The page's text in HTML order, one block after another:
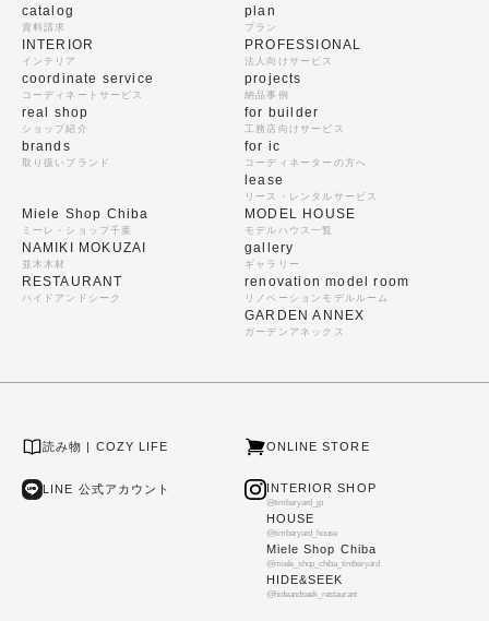
catalog
資料請求
plan
プラン
INTERIOR
インテリア
coordinate service
コーディネートサービス
real shop
ショップ紹介
brands
取り扱いブランド
PROFESSIONAL
法人向けサービス
projects
納品事例
for builder
工務店向けサービス
for ic
コーディネーターの方へ
lease
リース・レンタルサービス
Miele Shop Chiba
ミーレ・ショップ千葉
NAMIKI MOKUZAI
並木木材
RESTAURANT
ハイドアンドシーク
MODEL HOUSE
モデルハウス一覧
gallery
ギャラリー
renovation model room
リノベーションモデルルーム
GARDEN ANNEX
ガーデンアネックス
読み物 | COZY LIFE ONLINE STORE
LINE 公式アカウント INTERIOR SHOP
@timberyard_jp
HOUSE
@timberyard_house
Miele Shop Chiba
@miele_shop_chiba_timberyard
HIDE&SEEK
@hideandseek_restaurant